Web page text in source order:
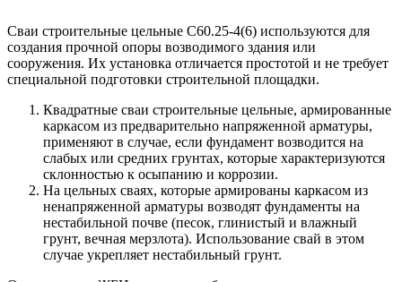
Сваи строительные цельные С60.25-4(6) используются для
создания прочной опоры возводимого здания или
сооружения. Их установка отличается простотой и не требует
специальной подготовки строительной площадки.
Квадратные сваи строительные цельные, армированные
каркасом из предварительно напряженной арматуры,
применяют в случае, если фундамент возводится на
слабых или средних грунтах, которые характеризуются
склонностью к осыпанию и коррозии.
На цельных сваях, которые армированы каркасом из
ненапряженной арматуры возводят фундаменты на
нестабильной почве (песок, глинистый и влажный
грунт, вечная мерзлота). Использование свай в этом
случае укрепляет нестабильный грунт.